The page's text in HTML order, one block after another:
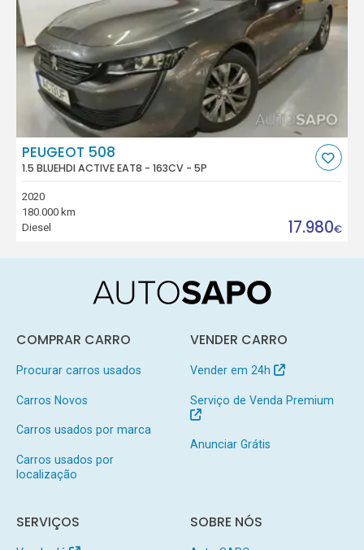
PEUGEOT 508
1.5 BLUEHDI ACTIVE EAT8 - 163CV - 5P
2020
180.000 km
Diesel
17.980€
COMPRAR CARRO
Procurar carros usados
Carros Novos
Carros usados por marca
Carros usados por
localização
VENDER CARRO
Vender em 24h
Serviço de Venda Premium
Anunciar Grátis
SERVIÇOS SOBRE NÓS